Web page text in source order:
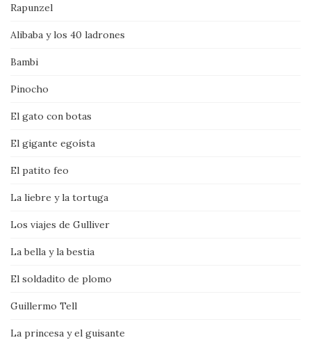
Rapunzel
Alibaba y los 40 ladrones
Bambi
Pinocho
El gato con botas
El gigante egoísta
El patito feo
La liebre y la tortuga
Los viajes de Gulliver
La bella y la bestia
El soldadito de plomo
Guillermo Tell
La princesa y el guisante